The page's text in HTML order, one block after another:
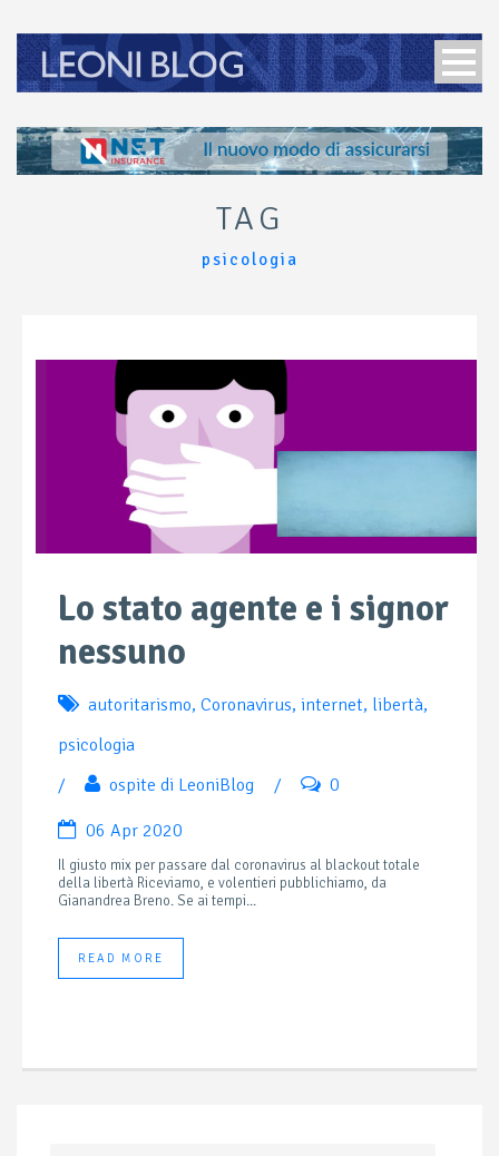
TAG
psicologia
Lo stato agente e i signor
nessuno
autoritarismo, Coronavirus, internet, libertà,
psicologia
/
ospite di LeoniBlog / 0
06 Apr 2020
Il giusto mix per passare dal coronavirus al blackout totale
della libertà Riceviamo, e volentieri pubblichiamo, da
Gianandrea Breno. Se ai tempi...
READ MORE